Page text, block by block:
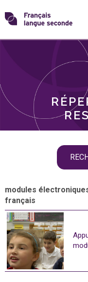
Skip
toTransformons
langue
THÈMES
modules
français